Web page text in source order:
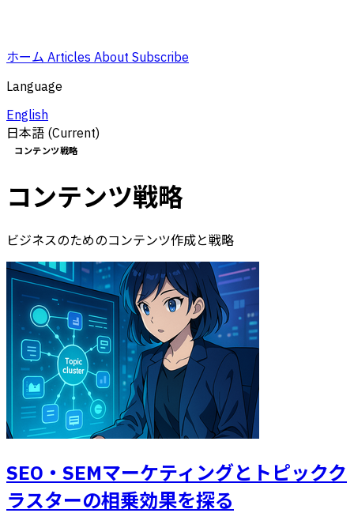
ホーム Articles About Subscribe
Language
English
日本語 (Current)
コンテンツ戦略
コンテンツ戦略
ビジネスのためのコンテンツ作成と戦略
SEO・SEMマーケティングとトピックク
ラスターの相乗効果を探る